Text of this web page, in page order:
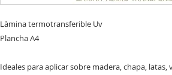
Làmina termotransferible Uv
Plancha A4
Ideales para aplicar sobre madera, chapa,